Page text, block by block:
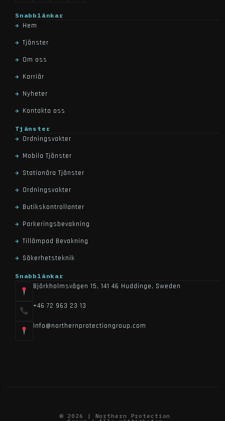
Snabblänkar
Hem
Tjänster
Om oss
Karriär
Nyheter
Kontakta oss
Tjänster
Ordningsvakter
Mobila Tjänster
Stationära Tjänster
Ordningsvakter
Butikskontrollanter
Parkeringsbevakning
Tillämpad Bevakning
Säkerhetsteknik
Snabblänkar
Björkholmsvägen 15, 141 46 Huddinge, Sweden
+46 72 963 23 13
Info@northernprotectiongroup.com
© 2026 | Northern Protection